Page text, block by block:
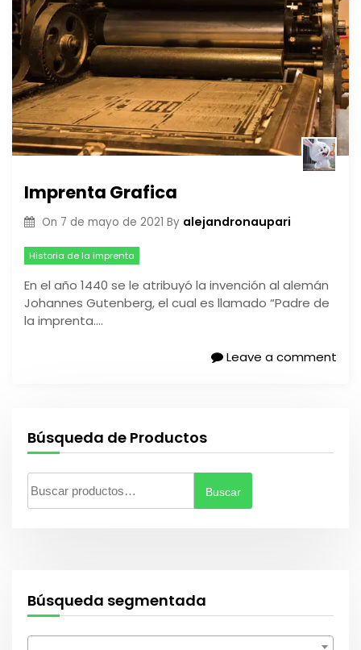
Imprenta Grafica
On 7 de mayo de 2021 By alejandronaupari
Historia de la imprenta
En el año 1440 se le atribuyó la invención al alemán
Johannes Gutenberg, el cual es llamado “Padre de
la imprenta….
Leave a comment
Búsqueda de Productos
B
r
p
o
Buscar
Búsqueda segmentada